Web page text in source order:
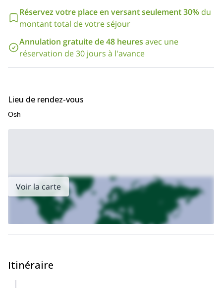
Réservez votre place en versant seulement 30% du
montant total de votre séjour
Annulation gratuite de 48 heures avec une
réservation de 30 jours à l'avance
Lieu de rendez-vous
Osh
Voir la carte
Itinéraire